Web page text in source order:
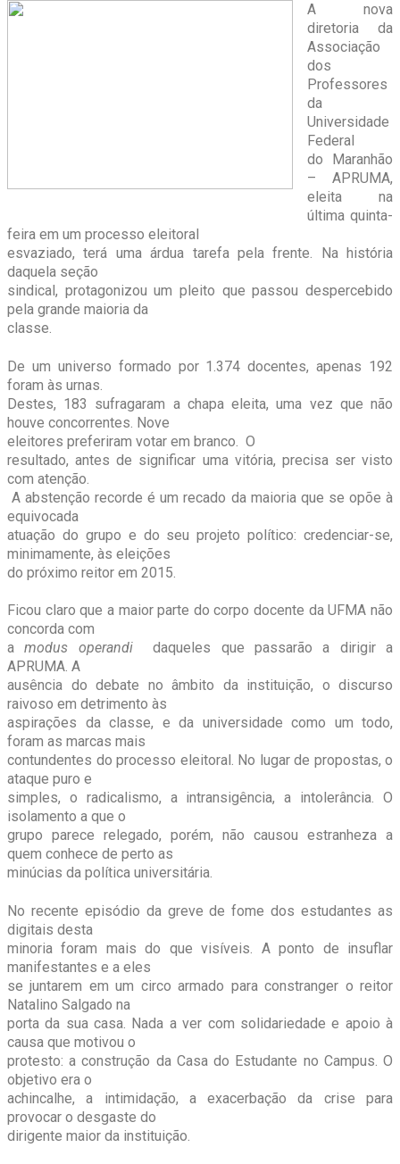
A nova
diretoria da
Associação
dos
Professores
da
Universidade
Federal
do Maranhão
– APRUMA,
eleita na
última quinta-
feira em um processo eleitoral
esvaziado, terá uma árdua tarefa pela frente. Na história
daquela seção
sindical, protagonizou um pleito que passou despercebido
pela grande maioria da
classe.
De um universo formado por 1.374 docentes, apenas 192
foram às urnas.
Destes, 183 sufragaram a chapa eleita, uma vez que não
houve concorrentes. Nove
eleitores preferiram votar em branco. O
resultado, antes de significar uma vitória, precisa ser visto
com atenção.
A abstenção recorde é um recado da maioria que se opõe à
equivocada
atuação do grupo e do seu projeto político: credenciar-se,
minimamente, às eleições
do próximo reitor em 2015.
Ficou claro que a maior parte do corpo docente da UFMA não
concorda com
amodus operandidaqueles que passarão a dirigir a
APRUMA. A
ausência do debate no âmbito da instituição, o discurso
raivoso em detrimento às
aspirações da classe, e da universidade como um todo,
foram as marcas mais
contundentes do processo eleitoral. No lugar de propostas, o
ataque puro e
simples, o radicalismo, a intransigência, a intolerância. O
isolamento a que o
grupo parece relegado, porém, não causou estranheza a
quem conhece de perto as
minúcias da política universitária.
No recente episódio da greve de fome dos estudantes as
digitais desta
minoria foram mais do que visíveis. A ponto de insuflar
manifestantes e a eles
se juntarem em um circo armado para constranger o reitor
Natalino Salgado na
porta da sua casa. Nada a ver com solidariedade e apoio à
causa que motivou o
protesto: a construção da Casa do Estudante no Campus. O
objetivo era o
achincalhe, a intimidação, a exacerbação da crise para
provocar o desgaste do
dirigente maior da instituição.